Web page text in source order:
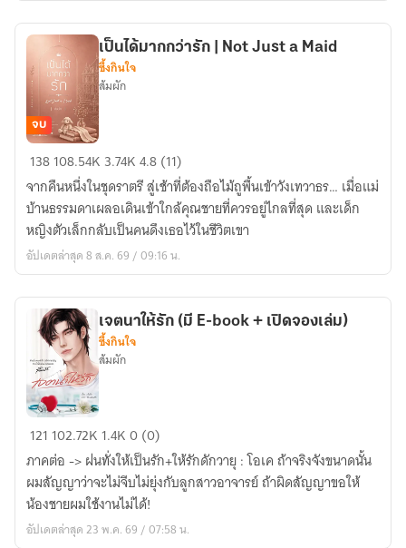
บุ๊ก)
เป็น
มากกว่า
รัก
|
Not
Maid
จบ
เป็นได้มากกว่ารัก | Not Just a Maid
ซึ้งกินใจ
ส้มผัก
138108.54K 3.74K4.8 (11)
จากคืนหนึ่งในชุดราตรี สู่เช้าที่ต้องถือไม้ถูพื้นเข้าวังเทวาธร… เมื่อแม่
บ้านธรรมดาเผลอเดินเข้าใกล้คุณชายที่ควรอยู่ไกลที่สุด และเด็ก
หญิงตัวเล็กกลับเป็นคนดึงเธอไว้ในชีวิตเขา
อัปเดตล่าสุด 8 ส.ค. 69 / 09:16 น.
เจตนา
รัก
(มี
E-
book
เจตนาให้รัก (มี E-book + เปิดจองเล่ม)
ซึ้งกินใจ
ส้มผัก
121 102.72K 1.4K0 (0)
ภาคต่อ -> ฝนทั่งให้เป็นรัก+ให้รักดักวายุ : โอเค ถ้าจริงจังขนาดนั้น
ผมสัญญาว่าจะไม่จีบไม่ยุ่งกับลูกสาวอาจารย์ ถ้าผิดสัญญาขอให้
น้องชายผมใช้งานไม่ได้!
อัปเดตล่าสุด 23 พ.ค. 69 / 07:58 น.